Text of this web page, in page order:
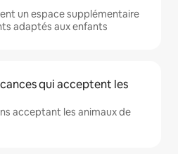
un espace supplémentaire
adaptés aux enfants
qui acceptent les
acceptant les animaux de